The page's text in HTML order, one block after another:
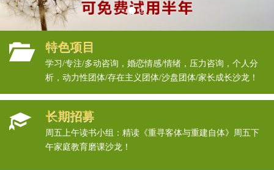
特色项目
学习/专注/多动咨询，婚恋情感/情绪，压力咨询，个人分
析，动力性团体/存在主义团体/沙盘团体/家长成长沙龙！
长期招募
周五上午读书小组：精读《重寻客体与重建自体》周五下
午家庭教育磨课沙龙！